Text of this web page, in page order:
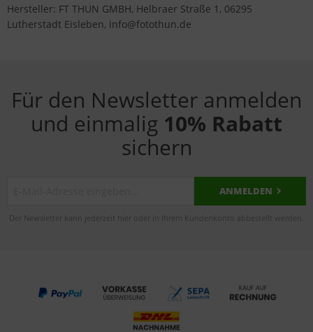
Hersteller: FT THUN GMBH, Helbraer Straße 1, 06295
Lutherstadt Eisleben, info@fotothun.de
Für den Newsletter anmelden
und einmalig 10% Rabatt
sichern
ANMELDEN
Der Newsletter kann jederzeit hier oder in Ihrem Kundenkonto abbestellt werden.